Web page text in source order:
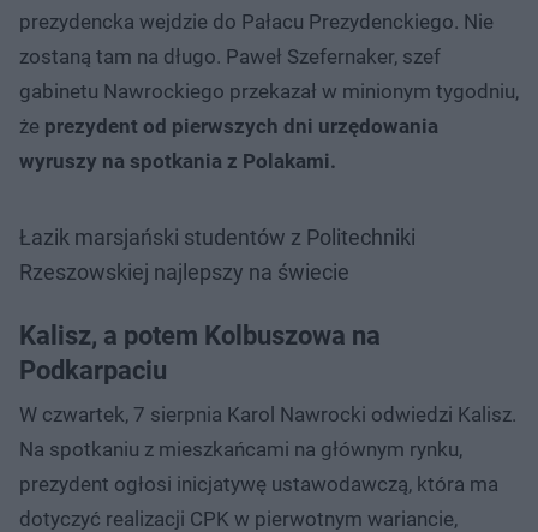
prezydencka wejdzie do Pałacu Prezydenckiego. Nie
zostaną tam na długo. Paweł Szefernaker, szef
gabinetu Nawrockiego przekazał w minionym tygodniu,
że prezydent od pierwszych dni urzędowania
wyruszy na spotkania z Polakami.
Łazik marsjański studentów z Politechniki
Rzeszowskiej najlepszy na świecie
Kalisz, a potem Kolbuszowa na
Podkarpaciu
W czwartek, 7 sierpnia Karol Nawrocki odwiedzi Kalisz.
Na spotkaniu z mieszkańcami na głównym rynku,
prezydent ogłosi inicjatywę ustawodawczą, która ma
dotyczyć realizacji CPK w pierwotnym wariancie,